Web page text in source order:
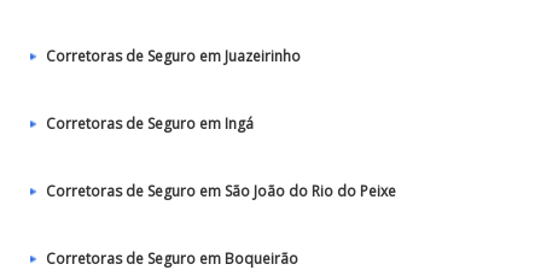
Corretoras de Seguro em Juazeirinho
Corretoras de Seguro em Ingá
Corretoras de Seguro em São João do Rio do Peixe
Corretoras de Seguro em Boqueirão